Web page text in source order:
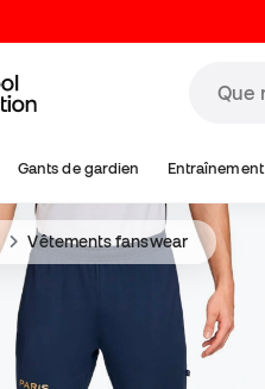
Gants de gardien Entraînement
Vêtements fanswear